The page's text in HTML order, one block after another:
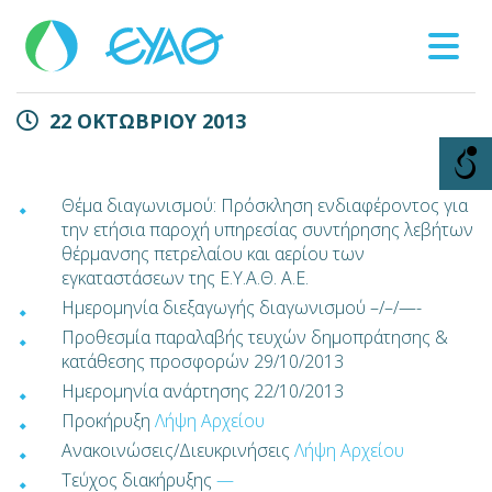
Βλάβες
11124
22 ΟΚΤΩΒΡΙΟΥ 2013
Θέμα διαγωνισμού: Πρόσκληση ενδιαφέροντος για
την ετήσια παροχή υπηρεσίας συντήρησης λεβήτων
θέρμανσης πετρελαίου και αερίου των
εγκαταστάσεων της Ε.Υ.Α.Θ. Α.Ε.
Ημερομηνία διεξαγωγής διαγωνισμού –/–/—-
Προθεσμία παραλαβής τευχών δημοπράτησης &
κατάθεσης προσφορών 29/10/2013
Ημερομηνία ανάρτησης 22/10/2013
Προκήρυξη Λήψη Αρχείου
Ανακοινώσεις/Διευκρινήσεις Λήψη Αρχείου
Τεύχος διακήρυξης —